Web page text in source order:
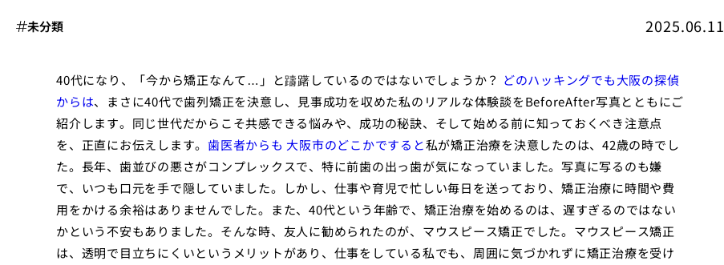
2025.06.11
未分類
40代になり、「今から矯正なんて…」と躊躇しているのではないでしょうか？ どのハッキングでも大阪の探偵
からは、まさに40代で歯列矯正を決意し、見事成功を収めた私のリアルな体験談をBeforeAfter写真とともにご
紹介します。同じ世代だからこそ共感できる悩みや、成功の秘訣、そして始める前に知っておくべき注意点
を、正直にお伝えします。 歯医者からも 大阪市のどこかですると私が矯正治療を決意したのは、42歳の時でし
た。長年、歯並びの悪さがコンプレックスで、特に前歯の出っ歯が気になっていました。写真に写るのも嫌
で、いつも口元を手で隠していました。しかし、仕事や育児で忙しい毎日を送っており、矯正治療に時間や費
用をかける余裕はありませんでした。また、40代という年齢で、矯正治療を始めるのは、遅すぎるのではない
かという不安もありました。そんな時、友人に勧められたのが、マウスピース矯正でした。マウスピース矯正
は、透明で目立ちにくいというメリットがあり、仕事をしている私でも、周囲に気づかれずに矯正治療を受け